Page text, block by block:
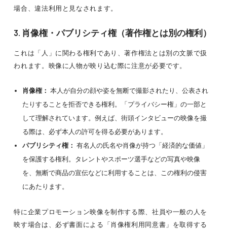
場合、違法利用と見なされます。
3. 肖像権・パブリシティ権（著作権とは別の権利）
これは「人」に関わる権利であり、著作権法とは別の文脈で扱
われます。映像に人物が映り込む際に注意が必要です。
肖像権： 本人が自分の顔や姿を無断で撮影されたり、公表され
たりすることを拒否できる権利。「プライバシー権」の一部と
して理解されています。例えば、街頭インタビューの映像を撮
る際は、必ず本人の許可を得る必要があります。
パブリシティ権： 有名人の氏名や肖像が持つ「経済的な価値」
を保護する権利。タレントやスポーツ選手などの写真や映像
を、無断で商品の宣伝などに利用することは、この権利の侵害
にあたります。
特に企業プロモーション映像を制作する際、社員や一般の人を
映す場合は、必ず書面による「肖像権利用同意書」を取得する